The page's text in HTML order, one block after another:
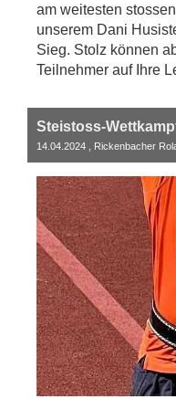
am weitesten
unserem Dani
Sieg. Stolz können
Teilnehmer auf Ihre
14.04.2024 , Rickenbacher